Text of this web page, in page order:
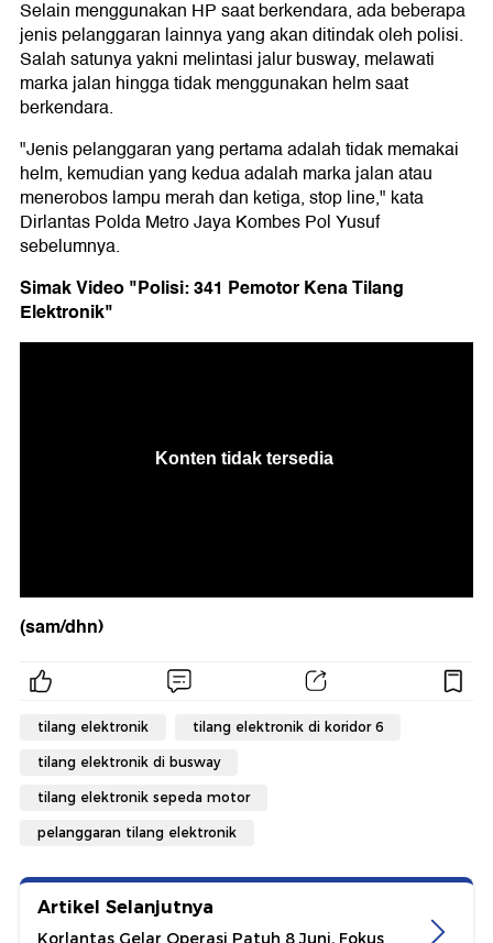
Selain menggunakan HP saat berkendara, ada beberapa
jenis pelanggaran lainnya yang akan ditindak oleh polisi.
Salah satunya yakni melintasi jalur busway, melawati
marka jalan hingga tidak menggunakan helm saat
berkendara.
"Jenis pelanggaran yang pertama adalah tidak memakai
helm, kemudian yang kedua adalah marka jalan atau
menerobos lampu merah dan ketiga, stop line," kata
Dirlantas Polda Metro Jaya Kombes Pol Yusuf
sebelumnya.
Simak Video "Polisi: 341 PemotorKena Tilang
Elektronik"
(sam/dhn)
tilang elektronik tilang elektronik di koridor 6
tilang elektronik di busway
tilang elektronik sepeda motor
pelanggaran tilang elektronik
Artikel Selanjutnya
Korlantas Gelar Operasi Patuh 8 Juni, Fokus